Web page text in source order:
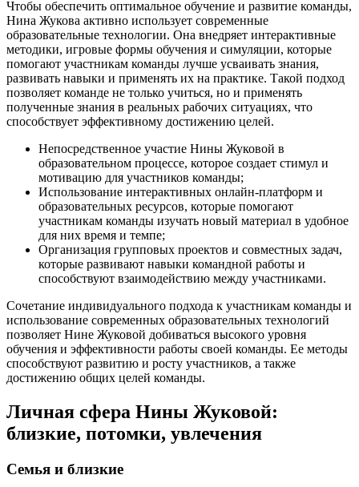
Чтобы обеспечить оптимальное обучение и развитие команды,
Нина Жукова активно использует современные
образовательные технологии. Она внедряет интерактивные
методики, игровые формы обучения и симуляции, которые
помогают участникам команды лучше усваивать знания,
развивать навыки и применять их на практике. Такой подход
позволяет команде не только учиться, но и применять
полученные знания в реальных рабочих ситуациях, что
способствует эффективному достижению целей.
Непосредственное участие Нины Жуковой в
образовательном процессе, которое создает стимул и
мотивацию для участников команды;
Использование интерактивных онлайн-платформ и
образовательных ресурсов, которые помогают
участникам команды изучать новый материал в удобное
для них время и темпе;
Организация групповых проектов и совместных задач,
которые развивают навыки командной работы и
способствуют взаимодействию между участниками.
Сочетание индивидуального подхода к участникам команды и
использование современных образовательных технологий
позволяет Нине Жуковой добиваться высокого уровня
обучения и эффективности работы своей команды. Ее методы
способствуют развитию и росту участников, а также
достижению общих целей команды.
Личная сфера Нины Жуковой:
близкие, потомки, увлечения
Семья и близкие